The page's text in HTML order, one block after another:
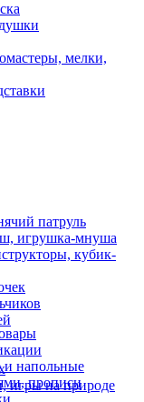
мелки,
патруль
игрушка-мнуша
кубик-
игры на природе
и напольные
прописи